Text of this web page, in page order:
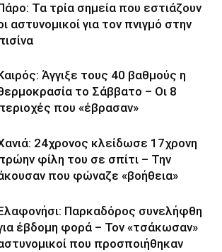
Τα τρία σημεία που εστιάζουν
αστυνομικοί για τον πνιγμό στην
Άγγιξε τους 40 βαθμούς η
το Σάββατο – Οι 8
που «έβρασαν»
24χρονος κλείδωσε 17χρονη
φίλη του σε σπίτι – Την
που φώναζε «βοήθεια»
Παρκαδόρος συνελήφθη
έβδομη φορά – Τον «τσάκωσαν»
που προσποιήθηκαν